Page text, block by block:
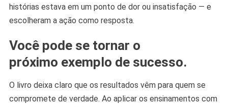
histórias estava em um ponto de dor ou insatisfação — e
escolheram a ação como resposta.
Você pode se tornar o
próximo exemplo de sucesso.
O livro deixa claro que os resultados vêm para quem se
compromete de verdade. Ao aplicar os ensinamentos com